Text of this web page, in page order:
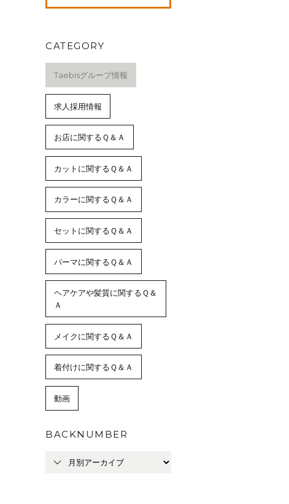
CATEGORY
Taebisグループ情報
求人採用情報
お店に関するＱ＆Ａ
カットに関するＱ＆Ａ
カラーに関するＱ＆Ａ
セットに関するＱ＆Ａ
パーマに関するＱ＆Ａ
ヘアケアや髪質に関するＱ＆
Ａ
メイクに関するＱ＆Ａ
着付けに関するＱ＆Ａ
動画
BACKNUMBER